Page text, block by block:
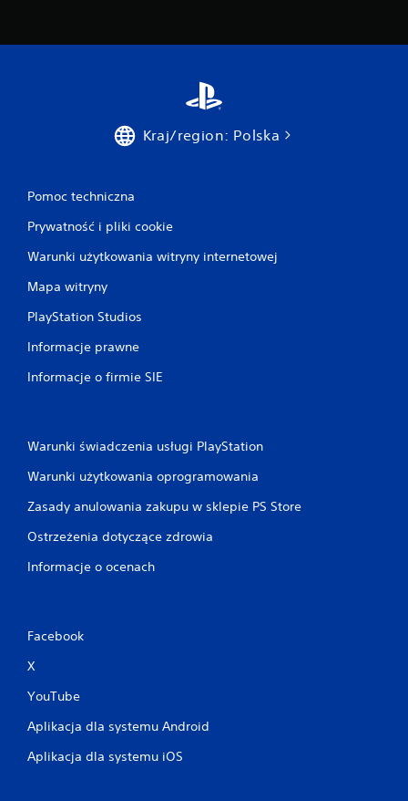
Kraj/region: Polska
Pomoc techniczna
Prywatność i pliki cookie
Warunki użytkowania witryny internetowej
Mapa witryny
PlayStation Studios
Informacje prawne
Informacje o firmie SIE
Warunki świadczenia usługi PlayStation
Warunki użytkowania oprogramowania
Zasady anulowania zakupu w sklepie PS Store
Ostrzeżenia dotyczące zdrowia
Informacje o ocenach
Facebook
X
YouTube
Aplikacja dla systemu Android
Aplikacja dla systemu iOS